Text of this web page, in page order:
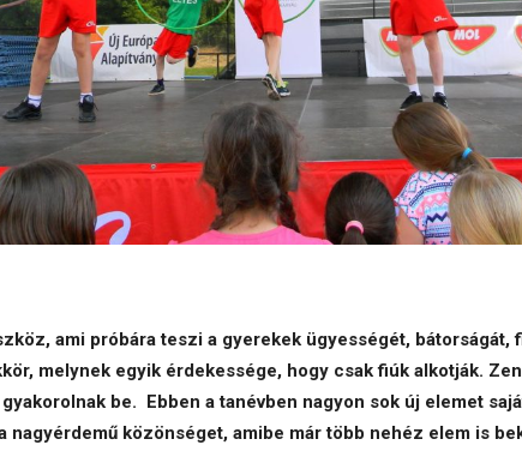
ami próbára teszi a gyerekek ügyességét, bátorságát,
melynek egyik érdekessége, hogy csak fiúk alkotják.
be. Ebben a tanévben nagyon sok új elemet
nagyérdemű közönséget, amibe már több nehéz elem is